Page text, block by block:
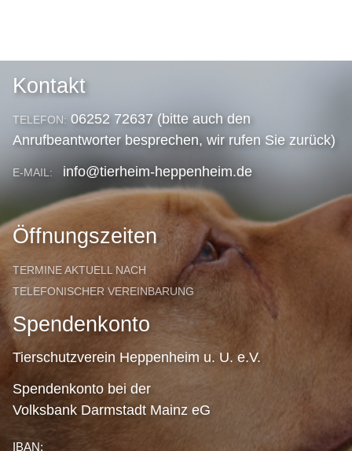
Kontakt
TELEFON: 06252 72637 (bitte auch den
Anrufbeantworter besprechen, wir rufen Sie zurück)
E-MAIL: info@tierheim-heppenheim.de
Öffnungszeiten
TERMINE AKTUELL NACH
TELEFONISCHER VEREINBARUNG
Spendenkonto
Tierschutzverein Heppenheim u. U. e.V.
Spendenkonto bei der
Volksbank Darmstadt Mainz eG
IBAN: